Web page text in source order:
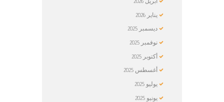
يناير2026
ديسمبر2025
نوفمبر2025
أكتوبر2025
أغسطس2025
يوليو2025
يونيو2025